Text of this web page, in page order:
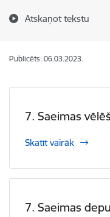
Atskaņot tekstu
Publicēts: 06.03.2023.
7. Saeimas
Skatīt vairāk
7. Saeimas